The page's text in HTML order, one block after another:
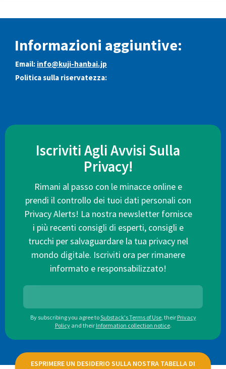
Informazioni aggiuntive:
Email: info@kuji-hanbai.jp
Politica sulla riservatezza:
Iscriviti Agli Avvisi Sulla
Privacy!
Rimani al passo con le minacce online e
prendi il controllo dei tuoi dati personali con
Privacy Alerts! La nostra newsletter fornisce
i più recenti consigli di esperti, consigli e
trucchi per salvaguardare la tua privacy nel
mondo digitale. Iscriviti ora per rimanere
informato e responsabilizzato!
By subscribing you agree toSubstack's Terms of Use, their Privacy
Policy and their Information collection notice.
ESPRIMERE UN DESIDERIO SULLA NOSTRA TABELLA DI